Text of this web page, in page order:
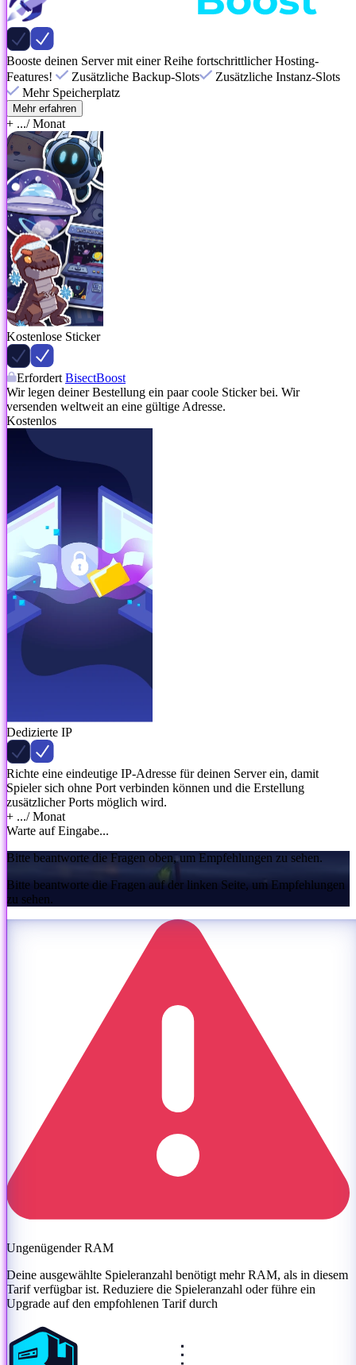
Booste deinen Server mit einer Reihe fortschrittlicher Hosting-
Features!
Zusätzliche Backup-Slots
Zusätzliche Instanz-Slots
Mehr Speicherplatz
Mehr erfahren
+ .../ Monat
Kostenlose Sticker
ErfordertBisectBoost
Wir legen deiner Bestellung ein paar coole Sticker bei. Wir
versenden weltweit an eine gültige Adresse.
Kostenlos
Dedizierte IP
Richte eine eindeutige IP-Adresse für deinen Server ein, damit
Spieler sich ohne Port verbinden können und die Erstellung
zusätzlicher Ports möglich wird.
+ .../ Monat
Warte auf Eingabe...
Bitte beantworte die Fragen oben, um Empfehlungen zu sehen.
Bitte beantworte die Fragen auf der linken Seite, um Empfehlungen
zu sehen.
Ungenügender RAM
Deine ausgewählte Spieleranzahl benötigt mehr RAM, als in diesem
Tarif verfügbar ist. Reduziere die Spieleranzahl oderführe ein
Upgrade auf den empfohlenen Tarif durch